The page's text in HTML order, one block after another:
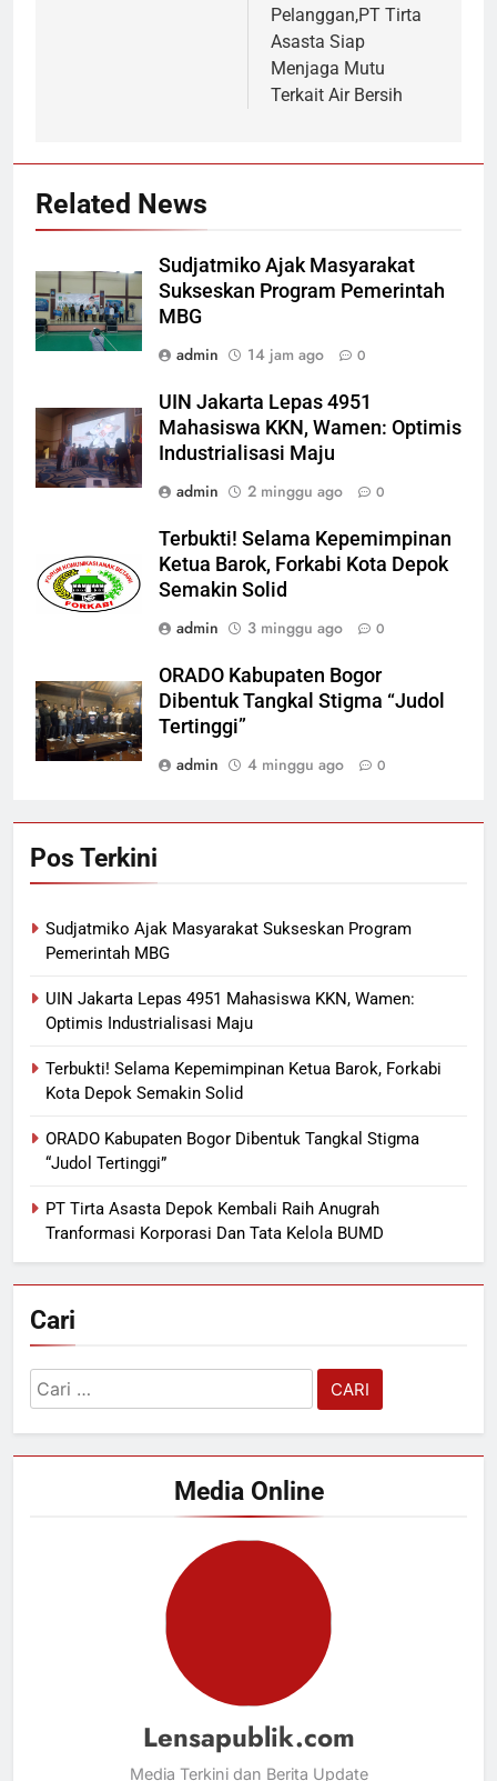
Pelanggan,PT Tirta
Asasta Siap
Menjaga Mutu
Terkait Air Bersih
Related News
Sudjatmiko Ajak Masyarakat
Sukseskan Program Pemerintah
MBG
admin
14 jam ago 0
UIN Jakarta Lepas 4951
Mahasiswa KKN, Wamen: Optimis
Industrialisasi Maju
admin
2 minggu ago 0
Terbukti! Selama Kepemimpinan
Ketua Barok, Forkabi Kota Depok
Semakin Solid
admin
3 minggu ago 0
ORADO Kabupaten Bogor
Dibentuk Tangkal Stigma “Judol
Tertinggi”
admin
4 minggu ago 0
Pos Terkini
Sudjatmiko Ajak Masyarakat Sukseskan Program
Pemerintah MBG
UIN Jakarta Lepas 4951 Mahasiswa KKN, Wamen:
Optimis Industrialisasi Maju
Terbukti! Selama Kepemimpinan Ketua Barok, Forkabi
Kota Depok Semakin Solid
ORADO Kabupaten Bogor Dibentuk Tangkal Stigma
“Judol Tertinggi”
PT Tirta Asasta Depok Kembali Raih Anugrah
Tranformasi Korporasi Dan Tata Kelola BUMD
Cari
Cari
untuk:
Media Online
Lensapublik.com
Media Terkini dan Berita Update